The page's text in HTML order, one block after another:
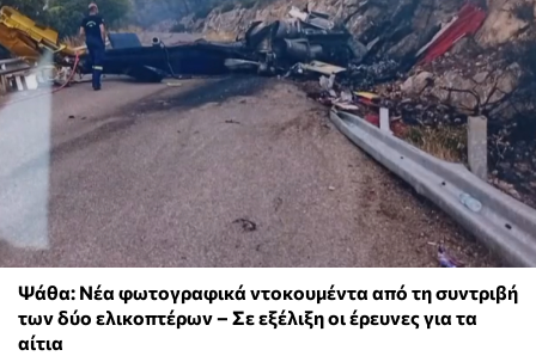
Ψάθα: Νέα φωτογραφικά ντοκουμέντα από τη συντριβή
των δύο ελικοπτέρων – Σε εξέλιξη οι έρευνες για τα
αίτια